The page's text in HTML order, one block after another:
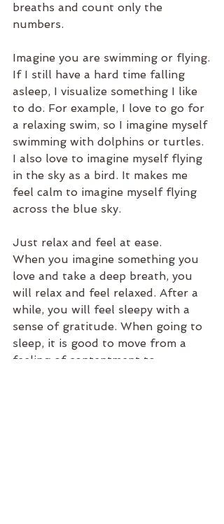
breaths and count only the
numbers.
Imagine you are swimming or flying.
If I still have a hard time falling
asleep, I visualize something I like
to do. For example, I love to go for
a relaxing swim, so I imagine myself
swimming with dolphins or turtles.
I also love to imagine myself flying
in the sky as a bird. It makes me
feel calm to imagine myself flying
across the blue sky.
Just relax and feel at ease.
When you imagine something you
love and take a deep breath, you
will relax and feel relaxed. After a
while, you will feel sleepy with a
sense of gratitude. When going to
sleep, it is good to move from a
feeling of contentment to